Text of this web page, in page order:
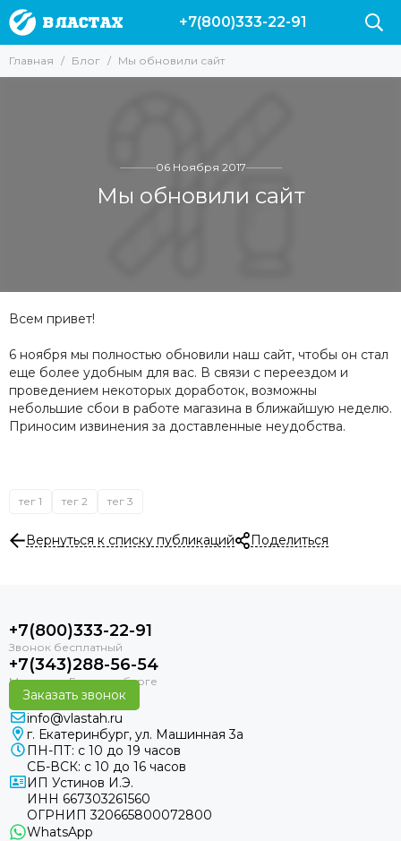
+7(800)333-22-91
Главная Блог Мы обновили сайт
06 Ноября 2017
Мы обновили сайт
Всем привет!
6 ноября мы полностью обновили наш сайт, чтобы он стал
еще более удобным для вас. В связи с переездом и
проведением некоторых доработок, возможны
небольшие сбои в работе магазина в ближайшую неделю.
Приносим извинения за доставленные неудобства.
тег 1 тег 2 тег 3
Вернуться к списку публикаций Поделиться
+7(800)333-22-91
+7(343)288-56-54
Заказать звонок
info@vlastah.ru
г. Екатеринбург, ул. Машинная 3а
ПН-ПТ: с 10 до 19 часов
СБ-ВСК: с 10 до 16 часов
ИП Устинов И.Э.
ИНН 667303261560
ОГРНИП 320665800072800
WhatsApp